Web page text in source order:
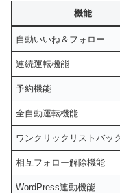
機能
自動いいね＆フォロー
連続運転機能
予約機能
全自動運転機能
ワンクリックリストバッ
相互フォロー解除機能
WordPress連動機能